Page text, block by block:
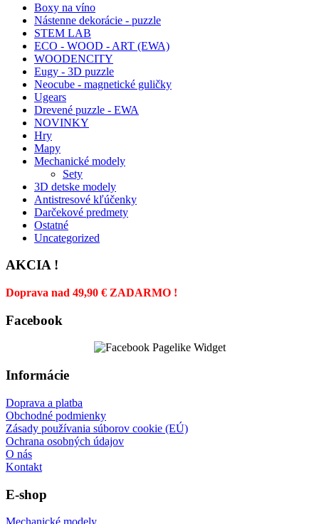
Boxy na víno
Nástenne dekorácie - puzzle
STEM LAB
ECO - WOOD - ART (EWA)
WOODENCITY
Eugy - 3D puzzle
Neocube - magnetické guličky
Ugears
Drevené puzzle - EWA
NOVINKY
Hry
Mapy
Mechanické modely
Sety
3D detske modely
Antistresové kľúčenky
Darčekové predmety
Ostatné
Uncategorized
AKCIA !
Doprava nad 49,90 € ZADARMO !
Facebook
Informácie
Doprava a platba
Obchodné podmienky
Zásady používania súborov cookie (EÚ)
Ochrana osobných údajov
O nás
Kontakt
E-shop